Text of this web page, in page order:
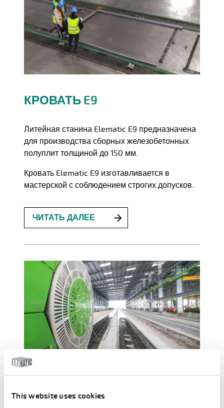
This website uses cookies
КРОВАТЬ E9
Литейная станина Elematic E9 предназначена
для производства сборных железобетонных
полуплит толщиной до 150 мм.
Кровать Elematic E9 изготавливается в
мастерской с соблюдением строгих допусков.
ЧИТАТЬ ДАЛЕЕ